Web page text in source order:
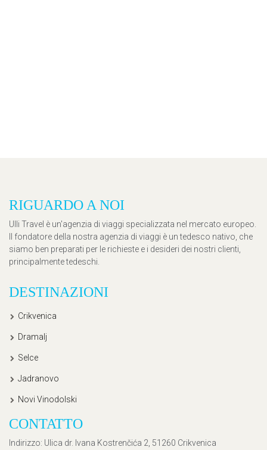
RIGUARDO A NOI
Ulli Travel è un'agenzia di viaggi specializzata nel mercato europeo.
Il fondatore della nostra agenzia di viaggi è un tedesco nativo, che
siamo ben preparati per le richieste e i desideri dei nostri clienti,
principalmente tedeschi.
DESTINAZIONI
Crikvenica
Dramalj
Selce
Jadranovo
Novi Vinodolski
CONTATTO
Indirizzo: Ulica dr. Ivana Kostrenčića 2, 51260 Crikvenica